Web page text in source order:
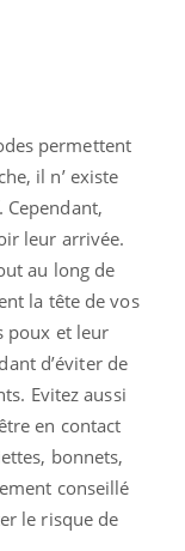
permettent
il n’ existe
leur arrivée.
au long de
la tête de vos
poux et leur
d’éviter de
Evitez aussi
en contact
bonnets,
conseillé
le risque de